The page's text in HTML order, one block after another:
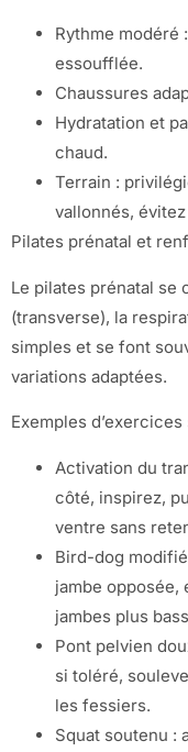
Rythme modéré
essoufflée.
Chaussures
Hydratation et
chaud.
Terrain :
vallonnés,
Pilates prénatal et
Le pilates prénatal
(transverse), la
simples et se font
variations adaptées.
Exemples d’exercices
Activation du
côté, inspirez,
ventre sans
Bird-dog
jambe opposée,
jambes plus
Pont pelvien
si toléré,
les fessiers.
Squat soutenu :